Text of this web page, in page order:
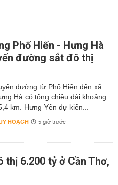
Phố Hiến - Hưng Hà
đường sắt đô thị
đường từ Phố Hiến đến xã
Hà có tổng chiều dài khoảng
km. Hưng Yên dự kiến...
HOẠCH 5 giờ trước
thị 6.200 tỷ ở Cần Thơ,